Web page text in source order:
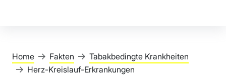
Home Fakten
Tabakbedingte Krankheiten
Herz-Kreislauf-Erkrankungen